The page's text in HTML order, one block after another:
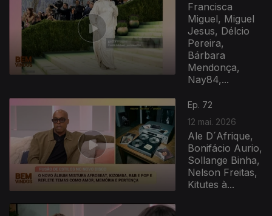
Francisca
Miguel, Miguel
Jesus, Délcio
Pereira,
Bárbara
Mendonça,
Nay84,...
Ep. 72
12 mai. 2026
Ale D´Afrique,
Bonifácio Aurio,
Sollange Binha,
Nelson Freitas,
Kitutes à...
927678